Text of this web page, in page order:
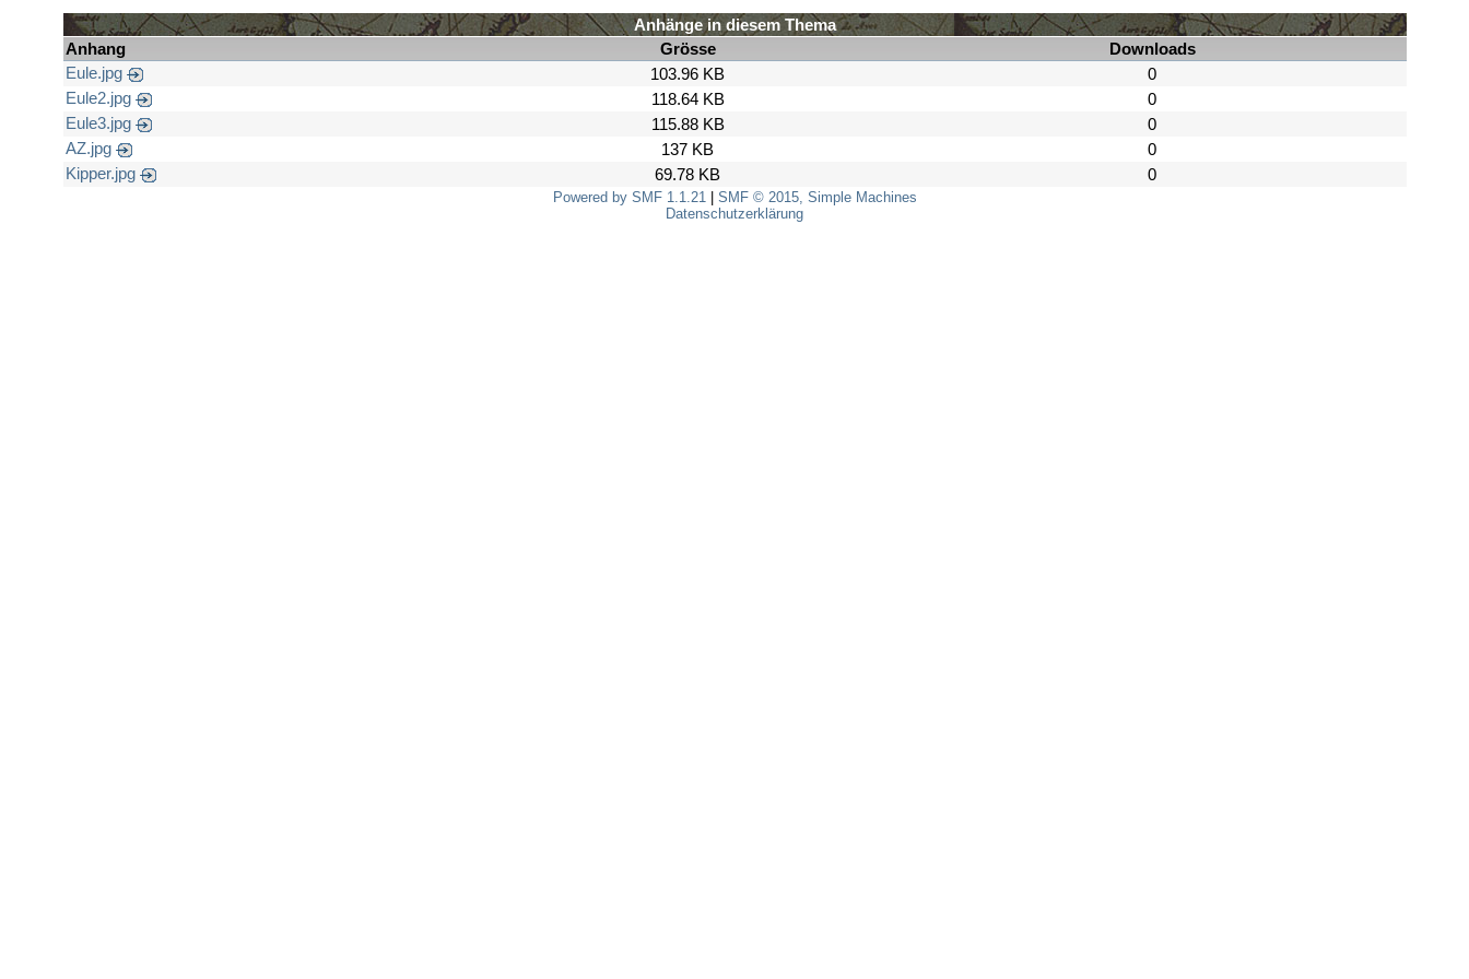
Anhänge in diesem Thema
Anhang
Grösse
Downloads
Eule.jpg
103.96 KB
0
Eule2.jpg
118.64 KB
0
Eule3.jpg
115.88 KB
0
AZ.jpg
137 KB
0
Kipper.jpg
69.78 KB 0
Powered by SMF 1.1.21| SMF © 2015, Simple Machines
Datenschutzerklärung